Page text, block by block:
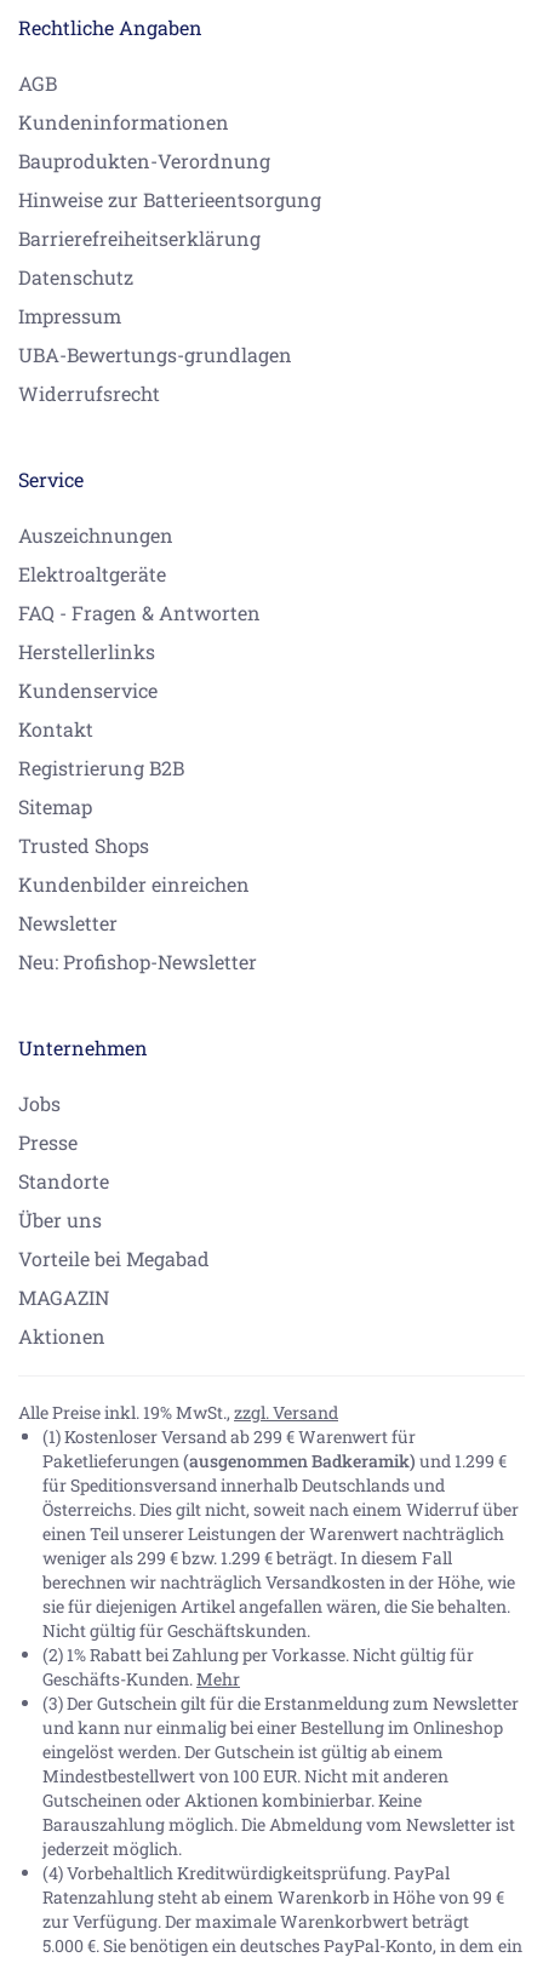
Rechtliche Angaben
AGB
Kundeninformationen
Bauprodukten-Verordnung
Hinweise zur Batterieentsorgung
Barrierefreiheitserklärung
Datenschutz
Impressum
UBA-Bewertungs-grundlagen
Widerrufsrecht
Service
Auszeichnungen
Elektroaltgeräte
FAQ - Fragen & Antworten
Herstellerlinks
Kundenservice
Kontakt
Registrierung B2B
Sitemap
Trusted Shops
Kundenbilder einreichen
Newsletter
Neu: Profishop-Newsletter
Unternehmen
Jobs
Presse
Standorte
Über uns
Vorteile bei Megabad
MAGAZIN
Aktionen
Alle Preise inkl. 19% MwSt., zzgl. Versand
(1) Kostenloser Versand ab 299 € Warenwert für
Paketlieferungen(ausgenommen Badkeramik) und 1.299 €
für Speditionsversand innerhalb Deutschlands und
Österreichs. Dies gilt nicht, soweit nach einem Widerruf über
einen Teil unserer Leistungen der Warenwert nachträglich
weniger als 299 € bzw. 1.299 € beträgt. In diesem Fall
berechnen wir nachträglich Versandkosten in der Höhe, wie
sie für diejenigen Artikel angefallen wären, die Sie behalten.
Nicht gültig für Geschäftskunden.
(2) 1% Rabatt bei Zahlung per Vorkasse. Nicht gültig für
Geschäfts-Kunden.Mehr
(3) Der Gutschein gilt für die Erstanmeldung zum Newsletter
und kann nur einmalig bei einer Bestellung im Onlineshop
eingelöst werden. Der Gutschein ist gültig ab einem
Mindestbestellwert von 100 EUR. Nicht mit anderen
Gutscheinen oder Aktionen kombinierbar. Keine
Barauszahlung möglich. Die Abmeldung vom Newsletter ist
jederzeit möglich.
(4) Vorbehaltlich Kreditwürdigkeitsprüfung. PayPal
Ratenzahlung steht ab einem Warenkorb in Höhe von99 €
zur Verfügung. Der maximale Warenkorbwert beträgt
5.000 €. Sie benötigen ein deutsches PayPal-Konto, in dem ein